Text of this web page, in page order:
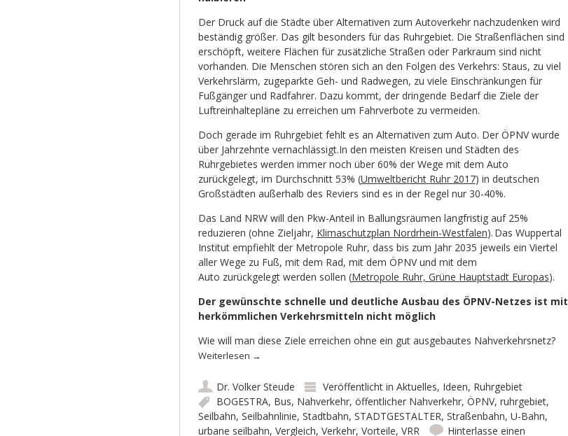
Der Druck auf die Städte über Alternativen zum Autoverkehr nachzudenken wird
beständig größer. Das gilt besonders für das Ruhrgebiet. Die Straßenflächen sind
erschöpft, weitere Flächen für zusätzliche Straßen oder Parkraum sind nicht
vorhanden. Die Menschen stören sich an den Folgen des Verkehrs: Staus, zu viel
Verkehrslärm, zugeparkte Geh- und Radwegen, zu viele Einschränkungen für
Fußgänger und Radfahrer. Dazu kommt, der dringende Bedarf die Ziele der
Luftreinhaltepläne zu erreichen um Fahrverbote zu vermeiden.
Doch gerade im Ruhrgebiet fehlt es an Alternativen zum Auto. Der ÖPNV wurde
über Jahrzehnte vernachlässigt.In den meisten Kreisen und Städten des
Ruhrgebietes werden immer noch über 60% der Wege mit dem Auto
zurückgelegt, im Durchschnitt 53% (Umweltbericht Ruhr 2017) in deutschen
Großstädten außerhalb des Reviers sind es in der Regel nur 30-40%.
Das Land NRW will den Pkw-Anteil in Ballungsräumen langfristig auf 25%
reduzieren (ohne Zieljahr, Klimaschutzplan Nordrhein-Westfalen). Das Wuppertal
Institut empfiehlt der Metropole Ruhr, dass bis zum Jahr 2035 jeweils ein Viertel
aller Wege zu Fuß, mit dem Rad, mit dem ÖPNV und mit dem
Auto zurückgelegt werden sollen (Metropole Ruhr, Grüne Hauptstadt Europas).
Der gewünschte schnelle und deutliche Ausbau des ÖPNV-Netzes ist mit
herkömmlichen Verkehrsmitteln nicht möglich
Wie will man diese Ziele erreichen ohne ein gut ausgebautes Nahverkehrsnetz?
Weiterlesen →
Dr. Volker Steude Veröffentlicht in Aktuelles, Ideen, Ruhrgebiet
BOGESTRA, Bus, Nahverkehr, öffentlicher Nahverkehr, ÖPNV, ruhrgebiet,
Seilbahn, Seilbahnlinie, Stadtbahn, STADTGESTALTER, Straßenbahn, U-Bahn,
urbane seilbahn, Vergleich, Verkehr, Vorteile, VRR
Hinterlasse einen